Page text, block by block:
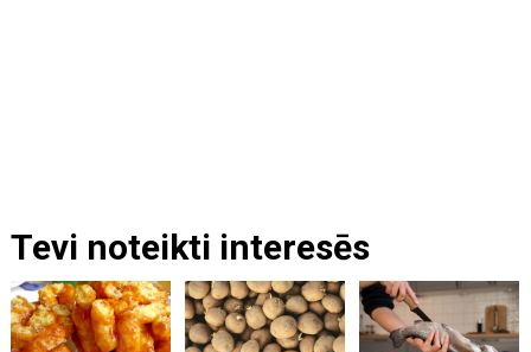
Tevi noteikti interesēs